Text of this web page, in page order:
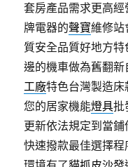
套房產品需求更高
牌電器的聲寶維修站
質安全品質好地方特
邊的機車做為舊翻
工廠特色台灣製造
您的居家機能燈具批
更新依法規定到當
快速撥款最佳選擇